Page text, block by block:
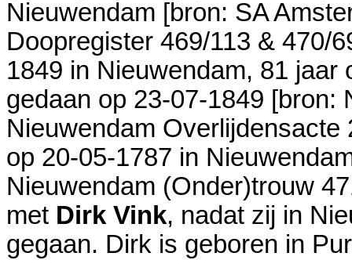
Nieuwendam [bron: SA
Doopregister 469/113 & 470/
1849 in Nieuwendam, 81 jaar
gedaan op 23-07-1849 [bron:
Nieuwendam Overlijdensacte
op 20-05-1787 in
Nieuwendam (Onder)trouw
met Dirk Vink, nadat zij in
gegaan. Dirk is geboren in